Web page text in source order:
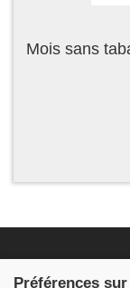
Mois sans
Préférences